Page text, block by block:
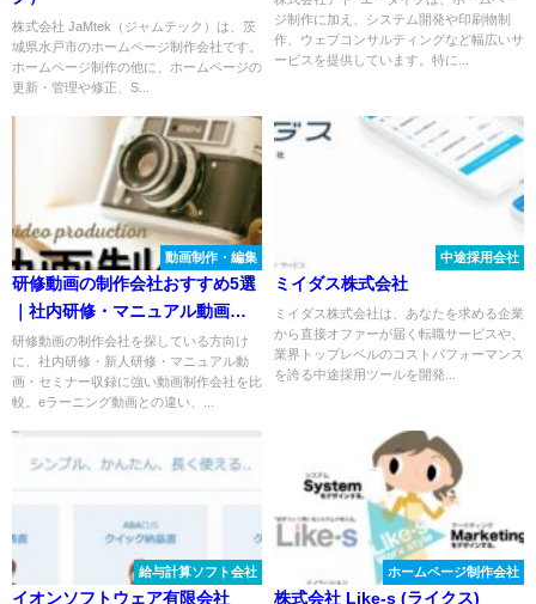
株式会社 JaMtek（ジャムテック）は、茨
城県水戸市のホームページ制作会社です。
ホームページ制作の他に、ホームページの
更新・管理や修正、S...
ジ制作に加え、システム開発や印刷物制
作、ウェブコンサルティングなど幅広いサ
ービスを提供しています。特に...
動画制作・編集
研修動画の制作会社おすすめ5選
｜社内研修・マニュアル動画に
強い会社を比較
研修動画の制作会社を探している方向け
に、社内研修・新人研修・マニュアル動
画・セミナー収録に強い動画制作会社を比
較。eラーニング動画との違い、...
中途採用会社
ミイダス株式会社
ミイダス株式会社は、あなたを求める企業
から直接オファーが届く転職サービスや、
業界トップレベルのコストパフォーマンス
を誇る中途採用ツールを開発...
給与計算ソフト会社
イオンソフトウェア有限会社
ホームページ制作会社
株式会社 Like-s (ライクス)